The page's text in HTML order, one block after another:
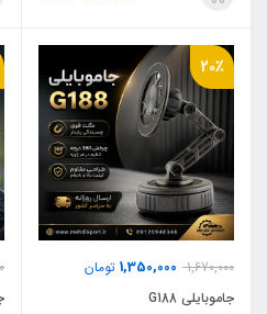
20٪
1,670,000
1,350,000 تومان
جاموبایلی G188